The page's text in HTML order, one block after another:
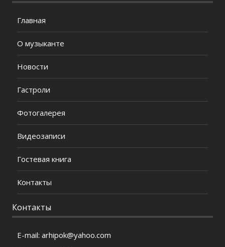
Главная
О музыканте
Новости
Гастроли
Фотогалерея
Видеозаписи
Гостевая книга
Контакты
Контакты
E-mail:arhipok@yahoo.com